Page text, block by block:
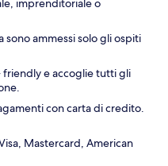
imprenditoriale o
ammessi solo gli ospiti
friendly e accoglie tutti gli
con carta di credito.
Mastercard, American